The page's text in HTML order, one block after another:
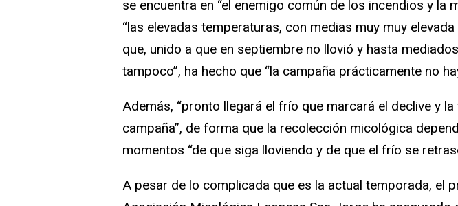
se encuentra en “el enemigo común de los incendios y la
“las elevadas temperaturas, con medias muy muy
que, unido a que en septiembre no llovió y hasta
tampoco”, ha hecho que “la campaña prácticamente no
Además, “pronto llegará el frío que marcará el declive y
campaña”, de forma que la recolección micológica
momentos “de que siga lloviendo y de que el frío se
A pesar de lo complicada que es la actual temporada, el